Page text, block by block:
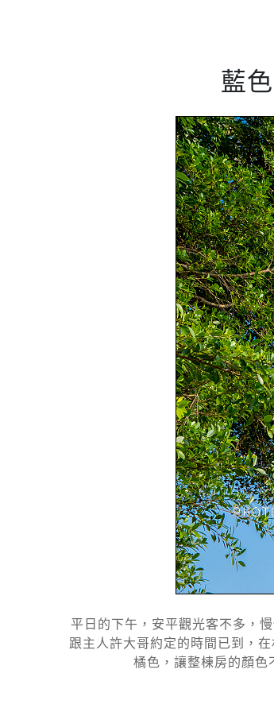
藍
平日的下午，安平觀光客不多，
跟主人許大哥約定的時間已到，
橘色，讓整棟房的顏